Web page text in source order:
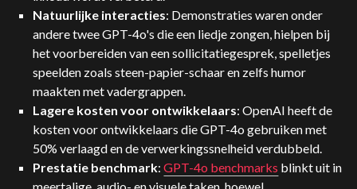
Natuurlijke interacties: Demonstraties waren onder
andere twee GPT-4o's die een liedje zongen, hielpen bij
het voorbereiden van een sollicitatiegesprek, spelletjes
speelden zoals steen-papier-schaar en zelfs humor
maakten met vadergrappen.
Lagere kosten voor ontwikkelaars:OpenAI heeft de
kosten voor ontwikkelaars die GPT-4o gebruiken met
50% verlaagd en de verwerkingssnelheid verdubbeld.
Prestatie benchmark:GPT-4o benchmarks blinkt uit in